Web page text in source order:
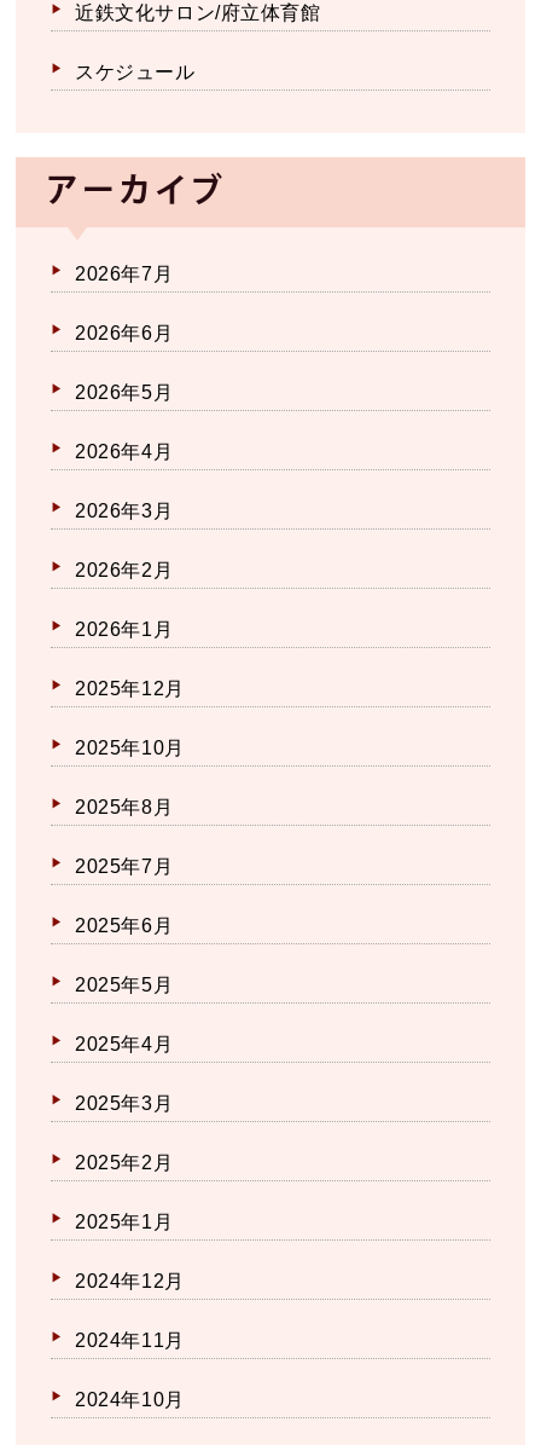
近鉄文化サロン/府立体育館
スケジュール
アーカイブ
2026年7月
2026年6月
2026年5月
2026年4月
2026年3月
2026年2月
2026年1月
2025年12月
2025年10月
2025年8月
2025年7月
2025年6月
2025年5月
2025年4月
2025年3月
2025年2月
2025年1月
2024年12月
2024年11月
2024年10月